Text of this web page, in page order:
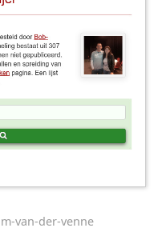
van-der-venne